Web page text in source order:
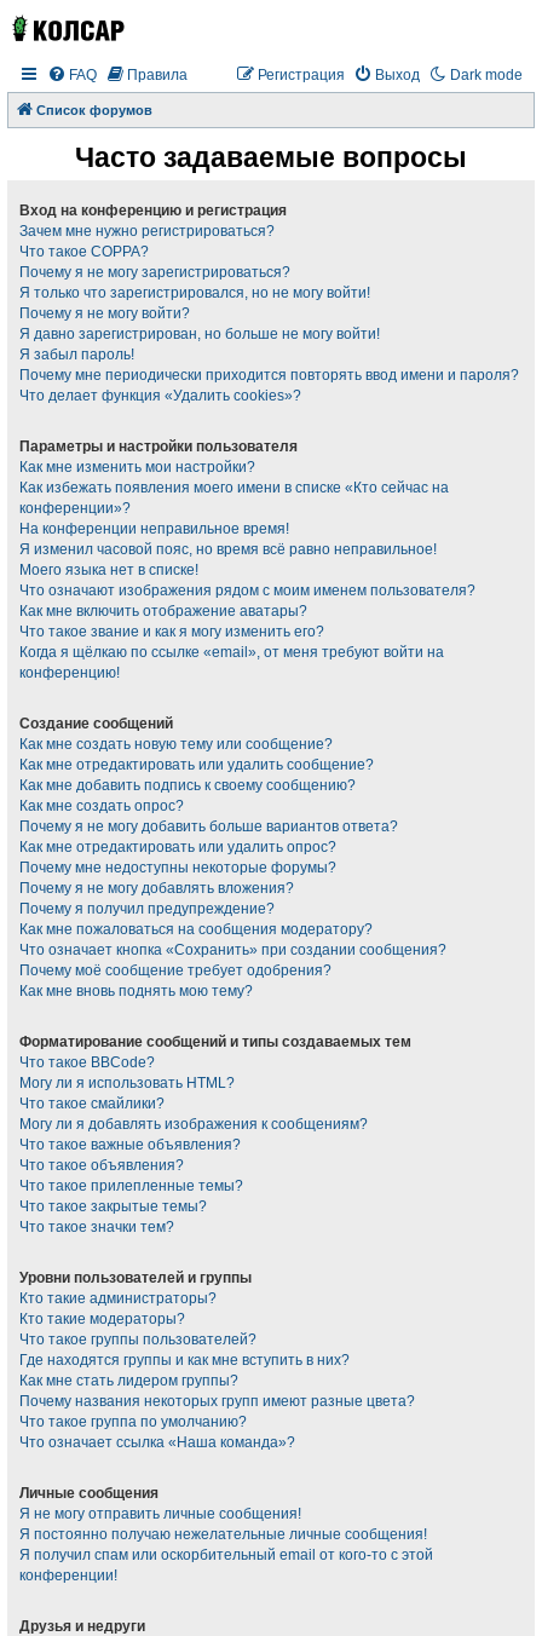
Dark mode
FAQ Правила Выход
Регистрация
Список форумов
Часто задаваемые вопросы
Вход на конференцию и регистрация
Зачем мне нужно регистрироваться?
Что такое COPPA?
Почему я не могу зарегистрироваться?
Я только что зарегистрировался, но не могу войти!
Почему я не могу войти?
Я давно зарегистрирован, но больше не могу войти!
Я забыл пароль!
Почему мне периодически приходится повторять ввод имени и пароля?
Что делает функция «Удалить cookies»?
Параметры и настройки пользователя
Как мне изменить мои настройки?
Как избежать появления моего имени в списке «Кто сейчас на
конференции»?
На конференции неправильное время!
Я изменил часовой пояс, но время всё равно неправильное!
Моего языка нет в списке!
Что означают изображения рядом с моим именем пользователя?
Как мне включить отображение аватары?
Что такое звание и как я могу изменить его?
Когда я щёлкаю по ссылке «email», от меня требуют войти на
конференцию!
Создание сообщений
Как мне создать новую тему или сообщение?
Как мне отредактировать или удалить сообщение?
Как мне добавить подпись к своему сообщению?
Как мне создать опрос?
Почему я не могу добавить больше вариантов ответа?
Как мне отредактировать или удалить опрос?
Почему мне недоступны некоторые форумы?
Почему я не могу добавлять вложения?
Почему я получил предупреждение?
Как мне пожаловаться на сообщения модератору?
Что означает кнопка «Сохранить» при создании сообщения?
Почему моё сообщение требует одобрения?
Как мне вновь поднять мою тему?
Форматирование сообщений и типы создаваемых тем
Что такое BBCode?
Могу ли я использовать HTML?
Что такое смайлики?
Могу ли я добавлять изображения к сообщениям?
Что такое важные объявления?
Что такое объявления?
Что такое прилепленные темы?
Что такое закрытые темы?
Что такое значки тем?
Уровни пользователей и группы
Кто такие администраторы?
Кто такие модераторы?
Что такое группы пользователей?
Где находятся группы и как мне вступить в них?
Как мне стать лидером группы?
Почему названия некоторых групп имеют разные цвета?
Что такое группа по умолчанию?
Что означает ссылка «Наша команда»?
Личные сообщения
Я не могу отправить личные сообщения!
Я постоянно получаю нежелательные личные сообщения!
Я получил спам или оскорбительный email от кого-то с этой
конференции!
Друзья и недруги